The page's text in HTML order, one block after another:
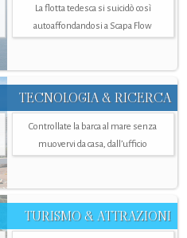
La flotta tedesca si suicidò così
autoaffondandosi a Scapa Flow
TECNOLOGIA & RICERCA
Controllate la barca al mare senza
muovervi da casa, dall’ufficio
TURISMO & ATTRAZIONI